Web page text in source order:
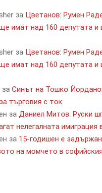
за Цветанов: Румен
имат над 160 депутата и
за Цветанов: Румен
имат над 160 депутата и
за Синът на Тошко
търговия с ток
за Даниел Митов: Руски
нелегалната имиграция
за 15-годишен е
на момчето в